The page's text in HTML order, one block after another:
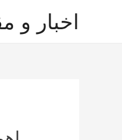
اخبار و